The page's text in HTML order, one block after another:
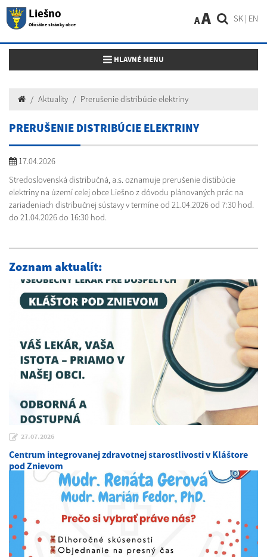
Liešno
Oficiálne stránky obce
SK | EN
AA
Toggle navigation
HLAVNÉ MENU
Aktuality Prerušenie distribúcie elektriny
PRERUŠENIE DISTRIBÚCIE ELEKTRINY
17.04.2026
Stredoslovenská distribučná, a.s. oznamuje prerušenie distibúcie
elektriny na území celej obce Liešno z dôvodu plánovaných prác na
zariadeniach distribučnej sústavy v termíne od 21.04.2026 od 7:30 hod.
do 21.04.2026 do 16:30 hod.
Zoznam aktualít:
27.07.2026
Centrum integrovanej zdravotnej starostlivosti v Kláštore
pod Znievom